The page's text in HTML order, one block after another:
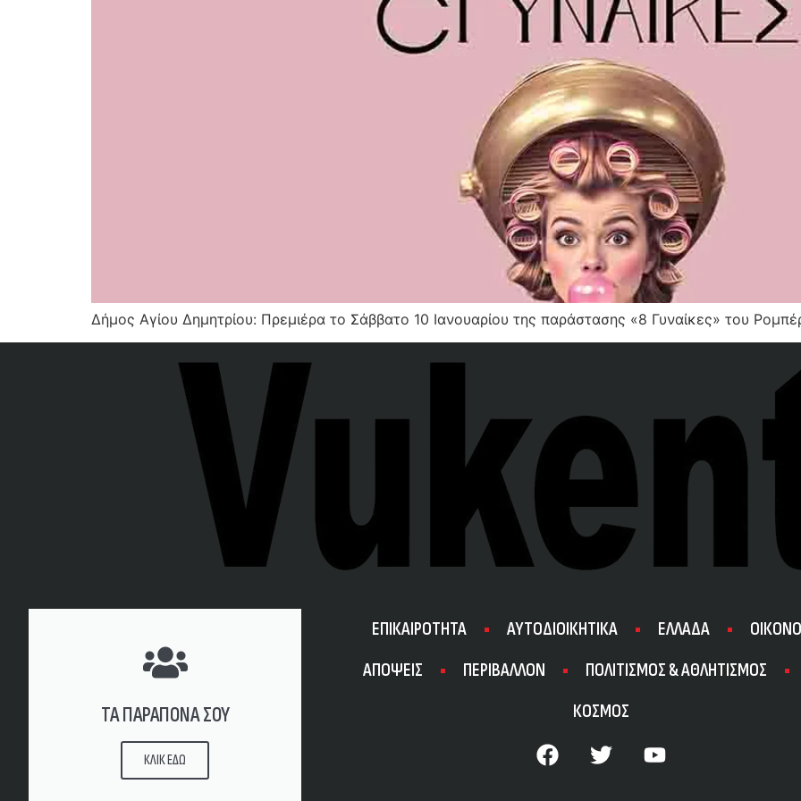
Δήμος Αγίου Δημητρίου: Πρεμιέρα το Σάββατο 10 Ιανουαρίου της παράστασης «8 Γυναίκες» του
ΤΑ ΠΑΡΑΠΟΝΑ ΣΟΥ
ΚΛΙΚ ΕΔΩ
ΕΠΙΚΑΙΡΟΤΗΤΑ ΑΥΤΟΔΙΟΙΚΗΤΙΚΑ ΕΛΛΑΔΑ
ΑΠΟΨΕΙΣ
ΠΕΡΙΒΑΛΛΟΝ ΠΟΛΙΤΙΣΜΟΣ & ΑΘΛΗΤΙΣΜΟΣ
ΚΟΣΜΟΣ